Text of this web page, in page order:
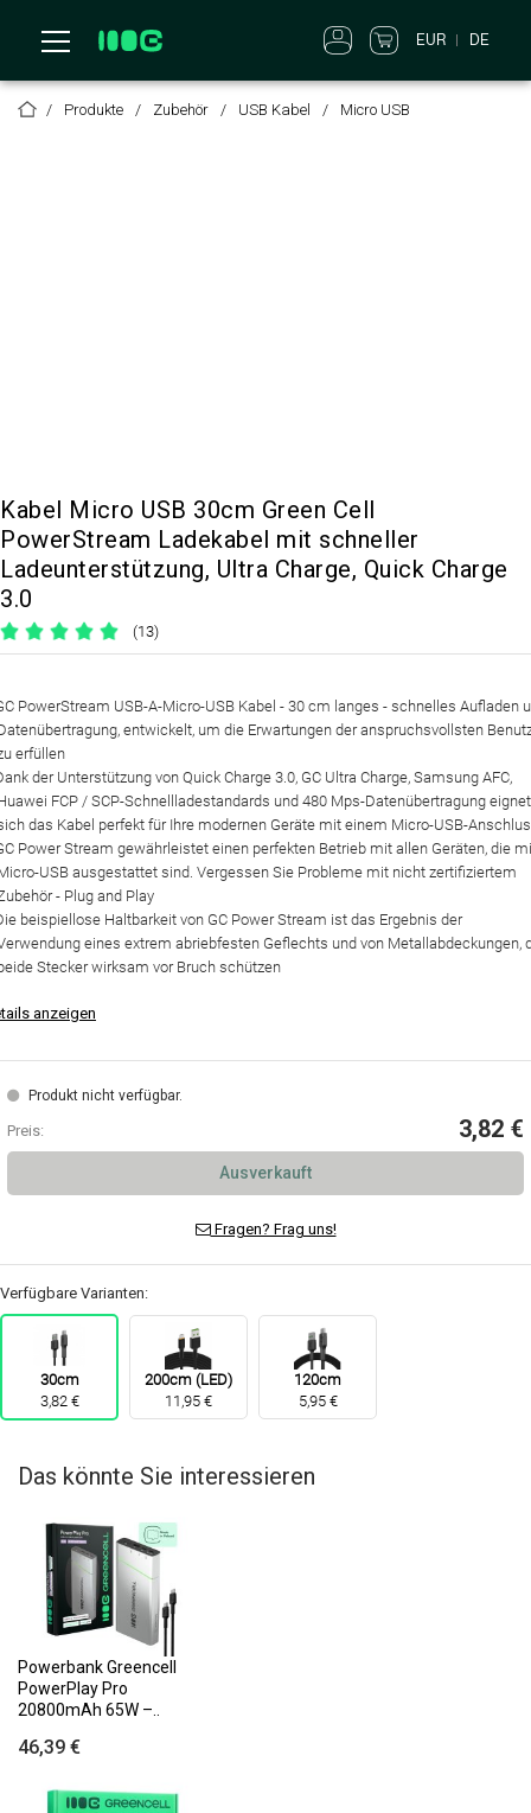
EUR DE
Produkte Zubehör USB Kabel Micro USB
Kabel Micro USB 30cm Green Cell
PowerStream Ladekabel mit schneller
Ladeunterstützung, Ultra Charge, Quick Charge
3.0
(13)
PowerStream USB-A-Micro-USB Kabel - 30 cm langes - schnelles Aufladen
entwickelt, um die Erwartungen der anspruchsvollsten
erfüllen
der Unterstützung von Quick Charge 3.0, GC Ultra Charge, Samsung AFC,
FCP / SCP-Schnellladestandards und 480 Mps-Datenübertragung eignet
das Kabel perfekt für Ihre modernen Geräte mit einem Micro-USB-
Power Stream gewährleistet einen perfekten Betrieb mit allen Geräten, die
USB ausgestattet sind. Vergessen Sie Probleme mit nicht zertifiziertem
- Plug and Play
beispiellose Haltbarkeit von GC Power Stream ist das Ergebnis der
eines extrem abriebfesten Geflechts und von Metallabdeckungen,
Stecker wirksam vor Bruch schützen
anzeigen
Produkt nicht verfügbar.
Preis: 3,82 €
Ausverkauft
Fragen? Frag uns!
Verfügbare Varianten:
30cm
3,82 €
200cm (LED)
11,95 €
120cm
5,95 €
Das könnte Sie interessieren
Powerbank Greencell
PowerPlay Pro
20800mAh 65W –..
46,39 €